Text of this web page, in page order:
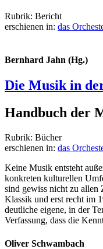
Rubrik: Bericht
erschienen in: das
Bernhard Jahn (Hg.)
Die Musik in
Handbuch der
Rubrik: Bücher
erschienen in: das
Keine Musik entsteht
konkreten kulturellen
sind gewiss nicht zu allen
Klassik und erst recht im
deutliche eigene, in der
Verfassung, dass die
Oliver Schwambach